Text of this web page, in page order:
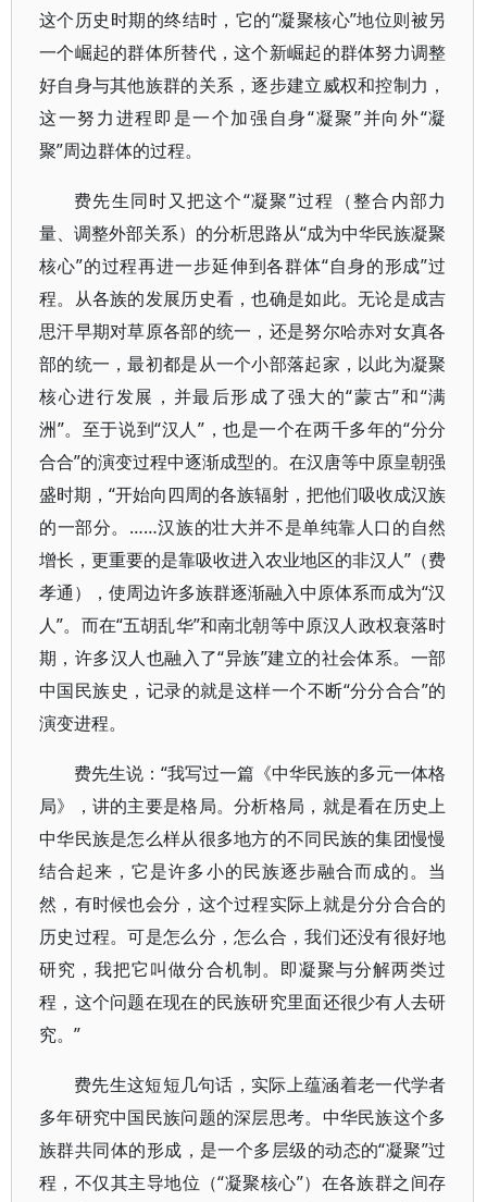
这个历史时期的终结时，它的“凝聚核心”地位则被另
一个崛起的群体所替代，这个新崛起的群体努力调整
好自身与其他族群的关系，逐步建立威权和控制力，
这一努力进程即是一个加强自身“凝聚”并向外“凝
聚”周边群体的过程。
费先生同时又把这个“凝聚”过程（整合内部力
量、调整外部关系）的分析思路从“成为中华民族凝聚
核心”的过程再进一步延伸到各群体“自身的形成”过
程。从各族的发展历史看，也确是如此。无论是成吉
思汗早期对草原各部的统一，还是努尔哈赤对女真各
部的统一，最初都是从一个小部落起家，以此为凝聚
核心进行发展，并最后形成了强大的“蒙古”和“满
洲”。至于说到“汉人”，也是一个在两千多年的“分分
合合”的演变过程中逐渐成型的。在汉唐等中原皇朝强
盛时期，“开始向四周的各族辐射，把他们吸收成汉族
的一部分。……汉族的壮大并不是单纯靠人口的自然
增长，更重要的是靠吸收进入农业地区的非汉人”（费
孝通），使周边许多族群逐渐融入中原体系而成为“汉
人”。而在“五胡乱华”和南北朝等中原汉人政权衰落时
期，许多汉人也融入了“异族”建立的社会体系。一部
中国民族史，记录的就是这样一个不断“分分合合”的
演变进程。
费先生说：“我写过一篇《中华民族的多元一体格
局》，讲的主要是格局。分析格局，就是看在历史上
中华民族是怎么样从很多地方的不同民族的集团慢慢
结合起来，它是许多小的民族逐步融合而成的。当
然，有时候也会分，这个过程实际上就是分分合合的
历史过程。可是怎么分，怎么合，我们还没有很好地
研究，我把它叫做分合机制。即凝聚与分解两类过
程，这个问题在现在的民族研究里面还很少有人去研
究。”
费先生这短短几句话，实际上蕴涵着老一代学者
多年研究中国民族问题的深层思考。中华民族这个多
族群共同体的形成，是一个多层级的动态的“凝聚”过
程，不仅其主导地位（“凝聚核心”）在各族群之间存